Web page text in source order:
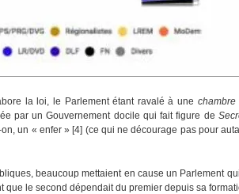
la loi, le Parlement étant ravalé à une chambre
par un Gouvernement docile qui fait figure de
un « enfer » [4] (ce qui ne décourage pas pour
beaucoup mettaient en cause un Parlement
que le second dépendait du premier depuis sa